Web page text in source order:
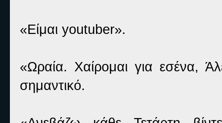
«Είμαι youtuber».
«Ωραία. Χαίρομαι για εσένα,
σημαντικό.